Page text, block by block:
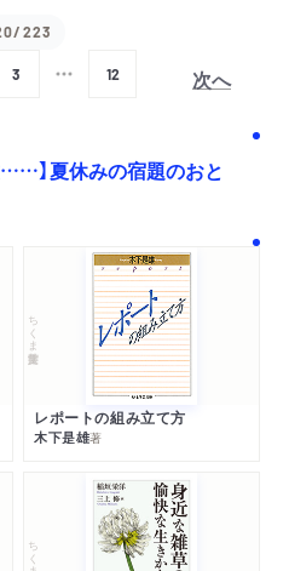
223
3 12 次へ
】夏休みの宿題のおと
ちくま学芸文庫
レポートの組み立て方
木下是雄著
ちくま文庫